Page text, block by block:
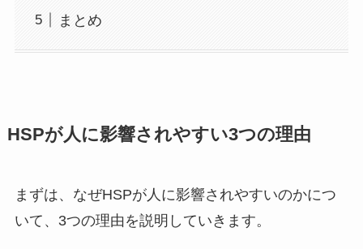
まとめ
HSPが人に影響されやすい3つの理由
まずは、なぜHSPが人に影響されやすいのかにつ
いて、3つの理由を説明していきます。